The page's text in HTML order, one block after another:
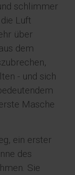
schlimmer
Luft
über
dem
- und sich
Masche
ein erster
des
Sie